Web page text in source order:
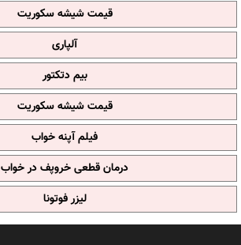
قیمت شیشه سکوریت
آلپاری
بیم دتکتور
قیمت شیشه سکوریت
فیلم آپنه خواب
درمان قطعی خروپف در خواب
لیزر فوتونا